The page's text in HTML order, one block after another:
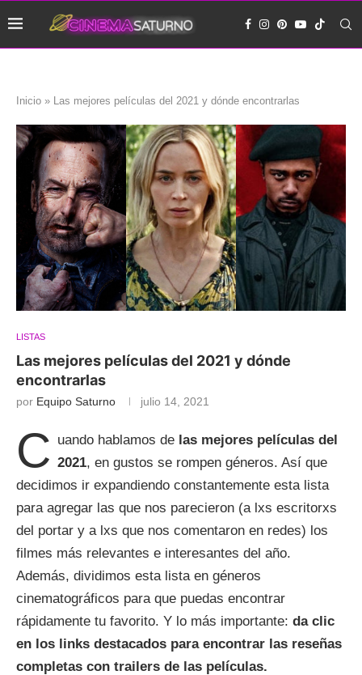
Inicio » Las mejores películas del 2021 y dónde encontrarlas
LISTAS
Las mejores películas del 2021 y dónde
encontrarlas
por Equipo Saturno julio 14, 2021
C uando hablamos de las mejores películas del
2021, en gustos se rompen géneros. Así que
decidimos ir expandiendo constantemente esta lista
para agregar las que nos parecieron (a lxs escritorxs
del portar y a lxs que nos comentaron en redes) los
filmes más relevantes e interesantes del año.
Además, dividimos esta lista en géneros
cinematográficos para que puedas encontrar
rápidamente tu favorito. Y lo más importante: da clic
en los links destacados para encontrar las reseñas
completas con trailers de las películas.